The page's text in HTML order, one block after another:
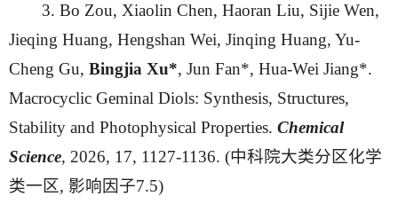
3. Bo Zou, Xiaolin Chen, Haoran Liu, Sijie Wen,
Jieqing Huang, Hengshan Wei, Jinqing Huang, Yu-
Cheng Gu, Bingjia Xu*, Jun Fan*, Hua-Wei Jiang*.
Macrocyclic Geminal Diols: Synthesis, Structures,
Stability and Photophysical Properties. Chemical
Science, 2026, 17, 1127-1136. (中科院大类分区化学
类一区, 影响因子7.5)